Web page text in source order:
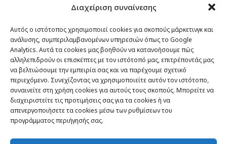
Διαχείριση συναίνεσης
Αυτός ο ιστότοπος χρησιμοποιεί cookies για σκοπούς μάρκετινγκ και
ανάλυσης, συμπεριλαμβανομένων υπηρεσιών όπως το Google
Analytics. Αυτά τα cookies μας βοηθούν να κατανοήσουμε πώς
αλληλεπιδρούν οι επισκέπτες με τον ιστότοπό μας, επιτρέποντάς μας
να βελτιώσουμε την εμπειρία σας και να παρέχουμε σχετικό
περιεχόμενο. Συνεχίζοντας να χρησιμοποιείτε αυτόν τον ιστότοπο,
συναινείτε στη χρήση cookies για αυτούς τους σκοπούς. Μπορείτε να
διαχειριστείτε τις προτιμήσεις σας για τα cookies ή να
απενεργοποιήσετε τα cookies μέσω των ρυθμίσεων του
προγράμματος περιήγησής σας.